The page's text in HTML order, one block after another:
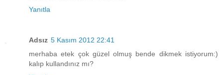
Yanıtla
Adsız 5 Kasım 2012 22:41
merhaba etek çok güzel olmuş bende dikmek istiyorum:)
kalıp kullandınız mı?